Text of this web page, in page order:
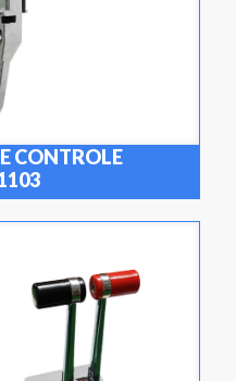
CONTROLE